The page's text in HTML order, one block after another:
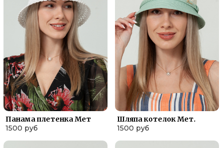
Панама плетенка Мет
1500 руб
Шляпа котелок Мет.
1500 руб